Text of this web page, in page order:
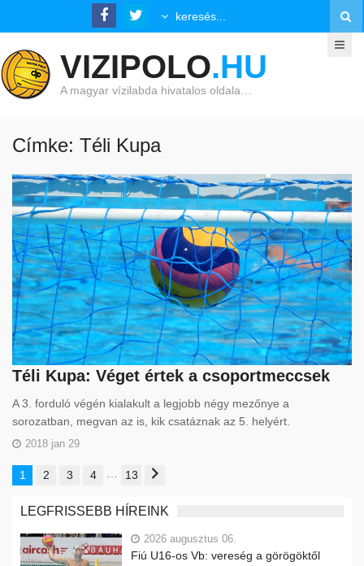
VIZIPOLO.HU
A magyar vízilabda hivatalos oldala…
Címke: Téli Kupa
Téli Kupa: Véget értek a csoportmeccsek
A 3. forduló végén kialakult a legjobb négy mezőnye a
sorozatban, megvan az is, kik csatáznak az 5. helyért.
2018 jan 29
1 2 3 4 13
LEGFRISSEBB HÍREINK
2026 augusztus 06.
Fiú U16-os Vb: vereség a görögöktől